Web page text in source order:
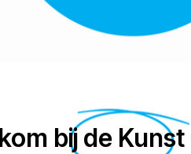
bij de Kunst